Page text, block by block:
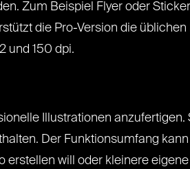
Zum Beispiel Flyer oder
die Pro-Version die üblichen
und 150 dpi.
Illustrationen
Der Funktionsumfang
will oder kleinere